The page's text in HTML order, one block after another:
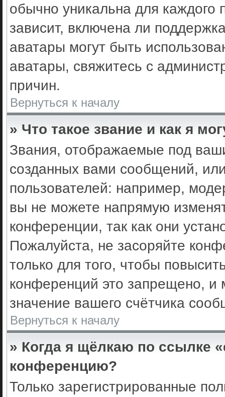
обычно уникальна для каждого
зависит, включена ли
аватары могут быть
аватары, свяжитесь с
причин.
Вернуться к началу
» Что такое звание и как я
Звания, отображаемые под
созданных вами сообщений,
пользователей: например,
вы не можете напрямую
конференции, так как они
Пожалуйста, не засоряйте
только для того, чтобы
конференций это запрещено, и
значение вашего счётчика
Вернуться к началу
» Когда я щёлкаю по ссылке
конференцию?
Только зарегистрированные